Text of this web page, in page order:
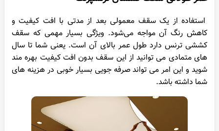
استفاده از یک سقف معمولی بعد از مدتی با افت کیفیت و
کاهش رنگ آن مواجه می‌شود. ویژگی بسیار مهمی که سقف
کششی ترنس دارد طول عمر بالای آن است. یعنی شما تا سال
های متمادی می توانید از این سقف بدون افت کیفیت بهره مند
شوید و این امر می تواند صرفه‌ جویی بسیار خوبی در هزینه های
شما داشته باشد.